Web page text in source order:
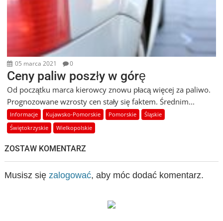
05 marca 2021 0
Ceny paliw poszły w górę
Od początku marca kierowcy znowu płacą więcej za paliwo.
Prognozowane wzrosty cen stały się faktem. Średnim...
Informacje Kujawsko-Pomorskie Pomorskie
Śląskie
Świętokrzyskie
Wielkopolskie
ZOSTAW KOMENTARZ
Musisz sięzalogować, aby móc dodać komentarz.